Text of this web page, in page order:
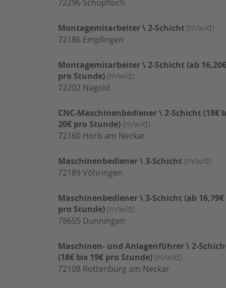
72296 Schopfloch
Montagemitarbeiter \ 2-Schicht(m/w/d)
72186 Empfingen
Montagemitarbeiter \ 2-Schicht (ab 16,20€
pro Stunde)(m/w/d)
72202 Nagold
CNC-Maschinenbediener \ 2-Schicht (18€
20€ pro Stunde)(m/w/d)
72160 Horb am Neckar
Maschinenbediener \ 3-Schicht (m/w/d)
72189 Vöhringen
Maschinenbediener \ 3-Schicht (ab 16,79€
pro Stunde)(m/w/d)
78655 Dunningen
Maschinen- und Anlagenführer \ 2-
(18€ bis 19€ pro Stunde)(m/w/d)
72108 Rottenburg am Neckar